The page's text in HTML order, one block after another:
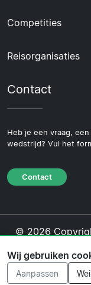
Competities
Reisorganisaties
Contact
Heb je een vraag,
wedstrijd? Vul het
Contact
© 2026
Wij gebruiken
Aanpassen